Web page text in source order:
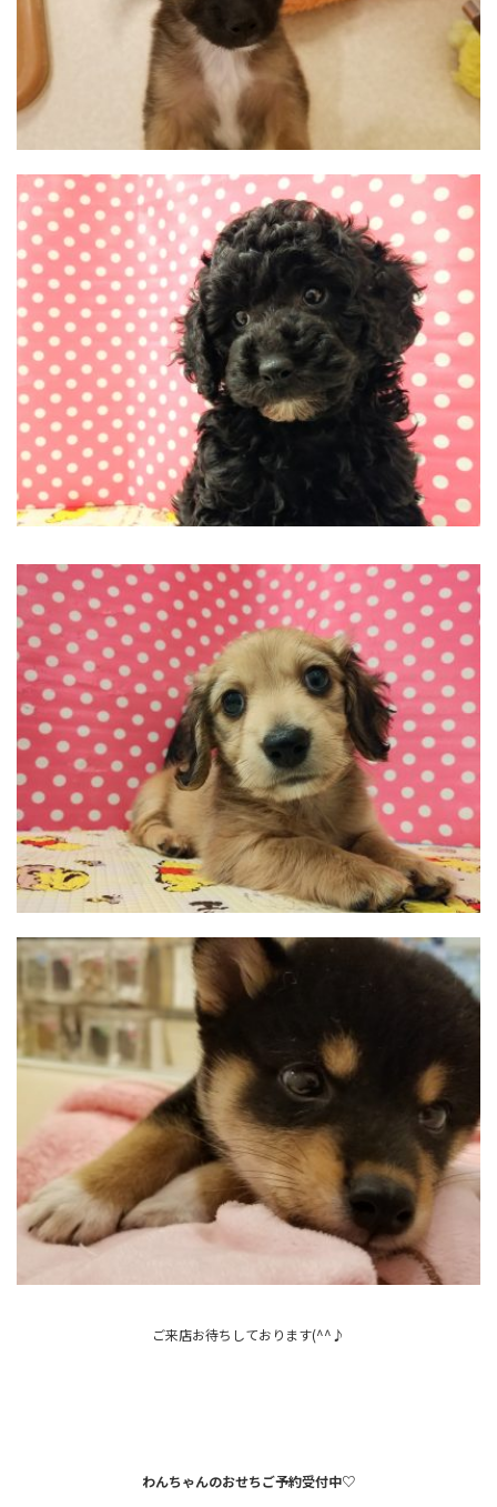
ご来店お待ちしております(^^♪
わんちゃんのおせちご予約受付中♡